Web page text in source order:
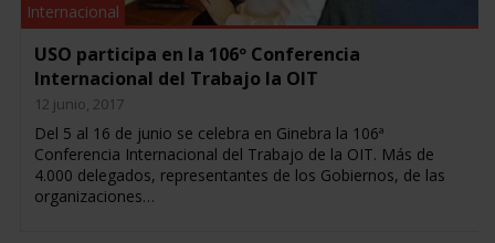
Internacional
USO participa en la 106º Conferencia
Internacional del Trabajo la OIT
12 junio, 2017
Del 5 al 16 de junio se celebra en Ginebra la 106ª
Conferencia Internacional del Trabajo de la OIT. Más de
4.000 delegados, representantes de los Gobiernos, de las
organizaciones…